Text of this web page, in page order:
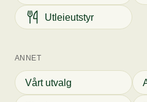
Utleieutstyr
ANNET
Vårt utvalg